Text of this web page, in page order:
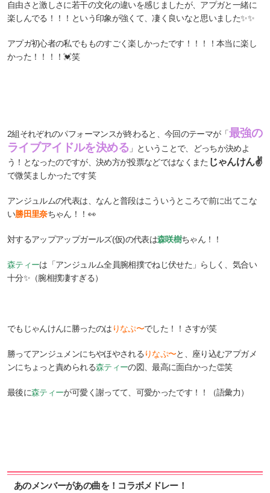
自由さと激しさに若干の文化の違いを感じましたが、アプガと一緒に
楽しんでる！！！という印象が強くて、凄く良いなと思いました✨✨
アプガ初心者の私でもものすごく楽しかったです！！！！本当に楽し
かった！！！！💓笑
2組それぞれのパフォーマンスが終わると、今回のテーマが「 最強の
ライブアイドルを決める」ということで、どっちか決めよ
う！となったのですが、決め方が投票などではなくまた じゃんけん✌️
で微笑ましかったです笑
アンジュルムの代表は、なんと普段はこういうところで前に出てこな
い勝田里奈ちゃん！！👀
対するアップアップガールズ(仮)の代表は森咲樹ちゃん！！
森ティーは「アンジュルム全員腕相撲でねじ伏せた」らしく、気合い
十分✨（腕相撲凄すぎる）
でもじゃんけんに勝ったのは りなぷ〜でした！！さすが笑
勝ってアンジュメンにちやほやされる りなぷ〜と、座り込むアプガメ
ンにちょっと責められる森ティーの図、最高に面白かった👏笑
最後に森ティーが可愛く謝ってて、可愛かったです！！（語彙力）
あのメンバーがあの曲を！コラボメドレー！